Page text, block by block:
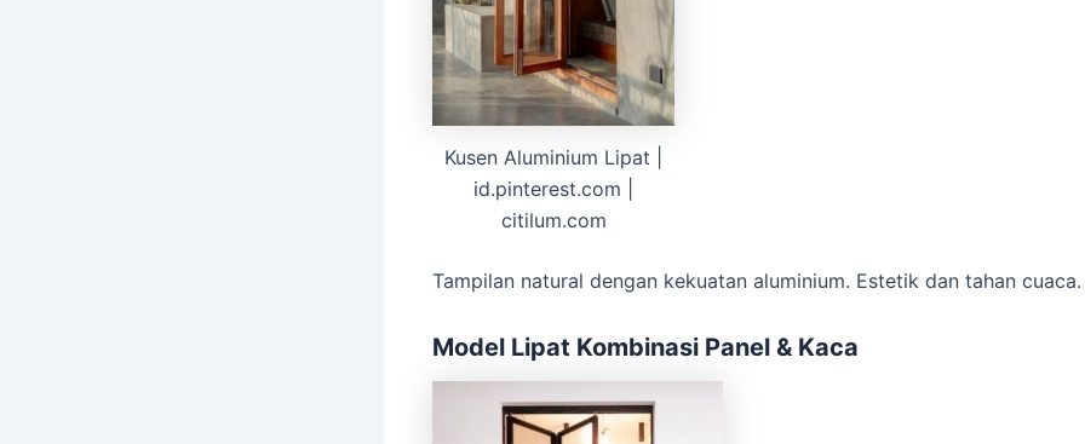
Kusen Aluminium Lipat |
id.pinterest.com |
citilum.com
Tampilan natural dengan kekuatan aluminium. Estetik dan tahan cuaca.
Model Lipat Kombinasi Panel & Kaca